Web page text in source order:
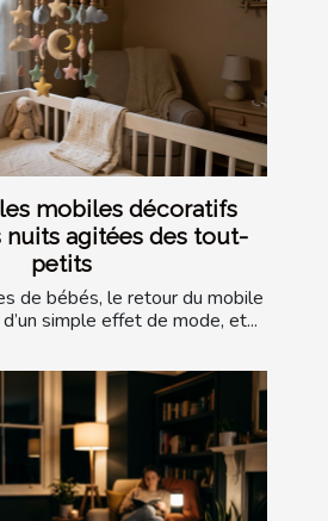
mobiles décoratifs
nuits agitées des tout-
petits
de bébés, le retour du mobile
simple effet de mode, et...